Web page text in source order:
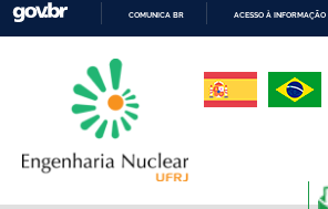
CONTEÚDO
COMUNICA BR ACESSO À INFORMAÇÃO